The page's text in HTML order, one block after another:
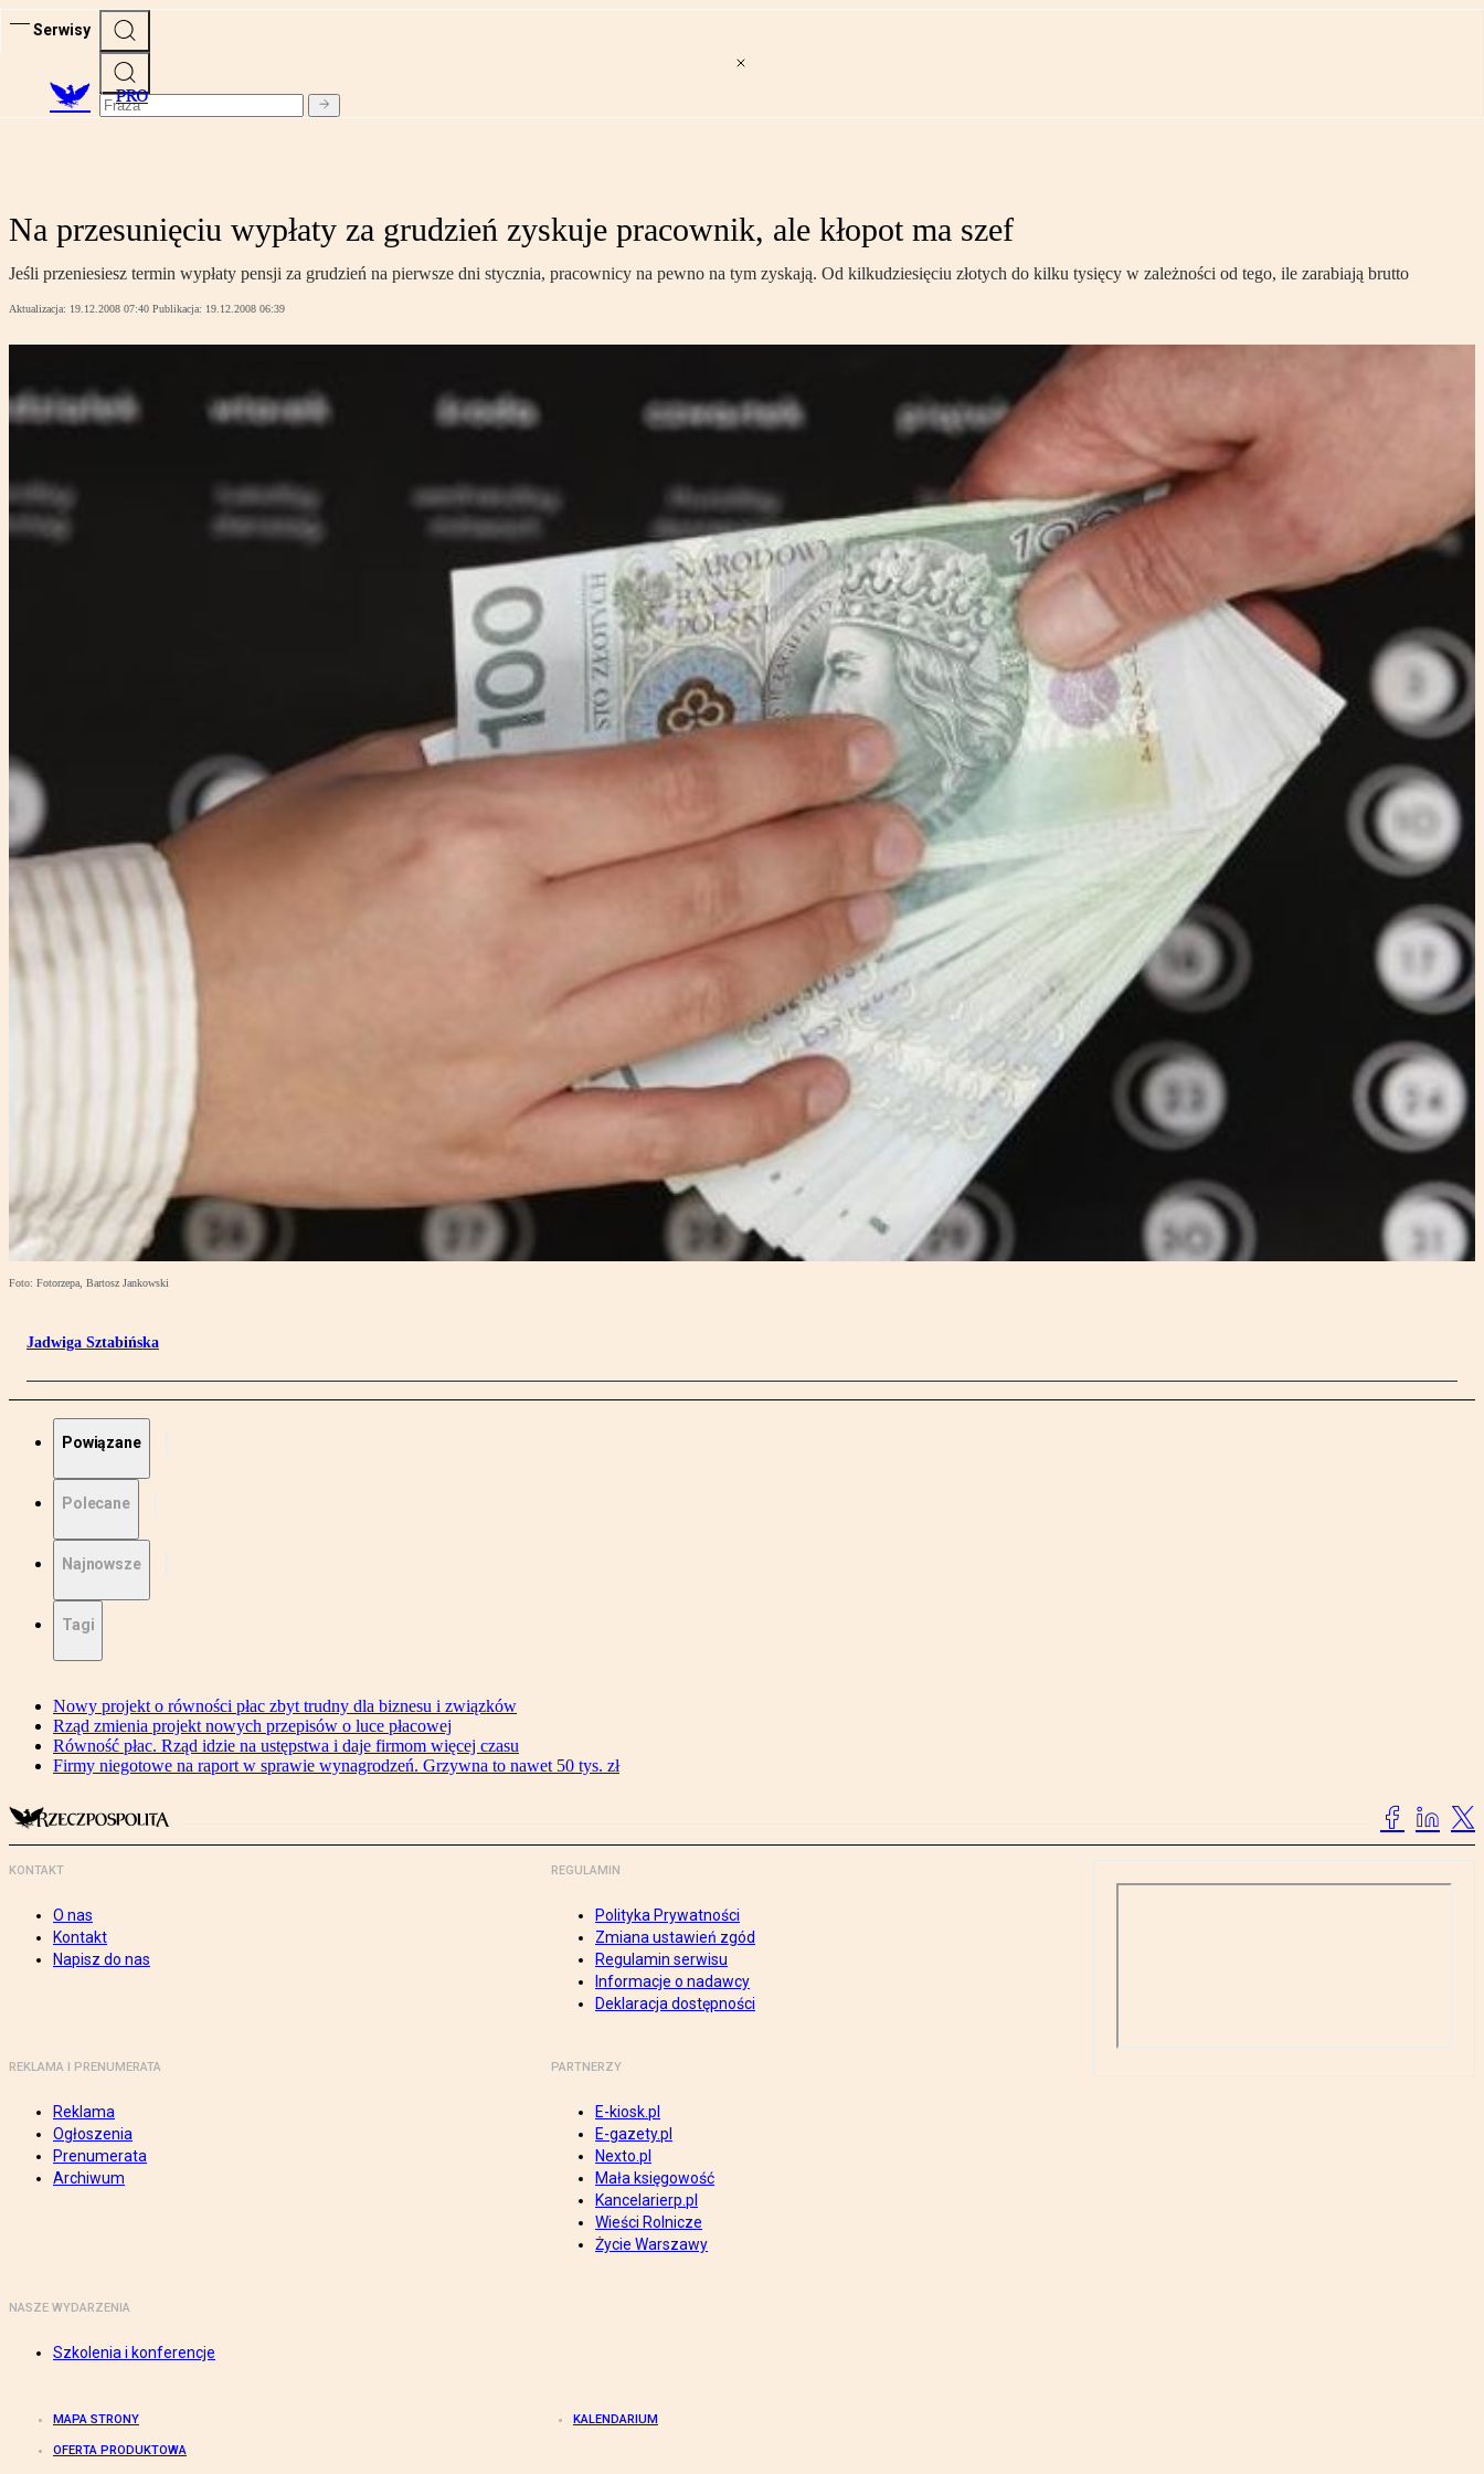
Serwisy
PRO
Na przesunięciu wypłaty za grudzień zyskuje pracownik, ale kłopot ma szef
Jeśli przeniesiesz termin wypłaty pensji za grudzień na pierwsze dni stycznia, pracownicy na pewno na tym zyskają. Od kilkudziesięciu złotych do kilku tysięcy w zależności od tego, ile zarabiają brutto
Aktualizacja: 19.12.2008 07:40 Publikacja: 19.12.2008 06:39
Foto: Fotorzepa, Bartosz Jankowski
Jadwiga Sztabińska
Powiązane
Polecane
Najnowsze
Tagi
Nowy projekt o równości płac zbyt trudny dla biznesu i związków
Rząd zmienia projekt nowych przepisów o luce płacowej
Równość płac. Rząd idzie na ustępstwa i daje firmom więcej czasu
Firmy niegotowe na raport w sprawie wynagrodzeń. Grzywna to nawet 50 tys. zł
KONTAKT
O nas
Kontakt
Napisz do nas
REGULAMIN
Polityka Prywatności
Zmiana ustawień zgód
Regulamin serwisu
Informacje o nadawcy
Deklaracja dostępności
REKLAMA I PRENUMERATA
Reklama
Ogłoszenia
Prenumerata
Archiwum
PARTNERZY
E-kiosk.pl
E-gazety.pl
Nexto.pl
Mała księgowość
Kancelarierp.pl
Wieści Rolnicze
Życie Warszawy
NASZE WYDARZENIA
Szkolenia i konferencje
MAPA STRONY KALENDARIUM
OFERTA PRODUKTOWA